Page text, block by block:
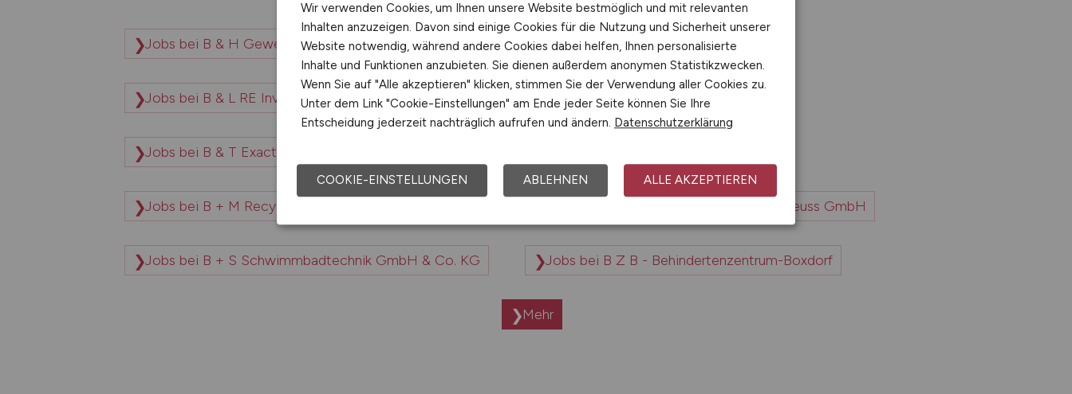
Jobs bei B & H Gewerbe- u. Klimakälte GmbH Jobs bei B & K Agrar GmbH
Jobs bei B & L RE Invest GmbH Jobs bei B & S Steuerberatungsgesellschaft mbH
Jobs bei B & T Exact GmbH
Jobs bei B + M Recycling GmbH Jobs bei B + R Baustoff-Handel und Recycling Düsseldorf-Neuss GmbH
Jobs bei B + S Schwimmbadtechnik GmbH & Co. KG Jobs bei B Z B - Behindertenzentrum-Boxdorf
Mehr
Wir verwenden Cookies, um Ihnen unsere Website bestmöglich und mit relevanten
Inhalten anzuzeigen. Davon sind einige Cookies für die Nutzung und Sicherheit unserer
Website notwendig, während andere Cookies dabei helfen, Ihnen personalisierte
Inhalte und Funktionen anzubieten. Sie dienen außerdem anonymen Statistikzwecken.
Wenn Sie auf "Alle akzeptieren" klicken, stimmen Sie der Verwendung aller Cookies zu.
Unter dem Link "Cookie-Einstellungen" am Ende jeder Seite können Sie Ihre
Entscheidung jederzeit nachträglich aufrufen und ändern. Datenschutzerklärung
COOKIE-EINSTELLUNGEN ABLEHNEN ALLE AKZEPTIEREN